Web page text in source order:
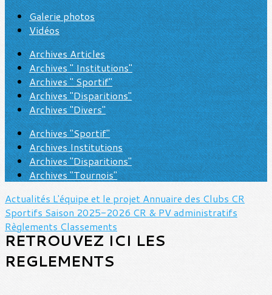
Galerie photos
Vidéos
Archives Articles
Archives " Institutions"
Archives " Sportif"
Archives "Disparitions"
Archives "Divers"
Archives "Sportif"
Archives Institutions
Archives "Disparitions"
Archives "Tournois"
Actualités L'équipe et le projet Annuaire des Clubs CR
Sportifs Saison 2025-2026 CR & PV administratifs
Règlements Classements
RETROUVEZ ICI LES
REGLEMENTS